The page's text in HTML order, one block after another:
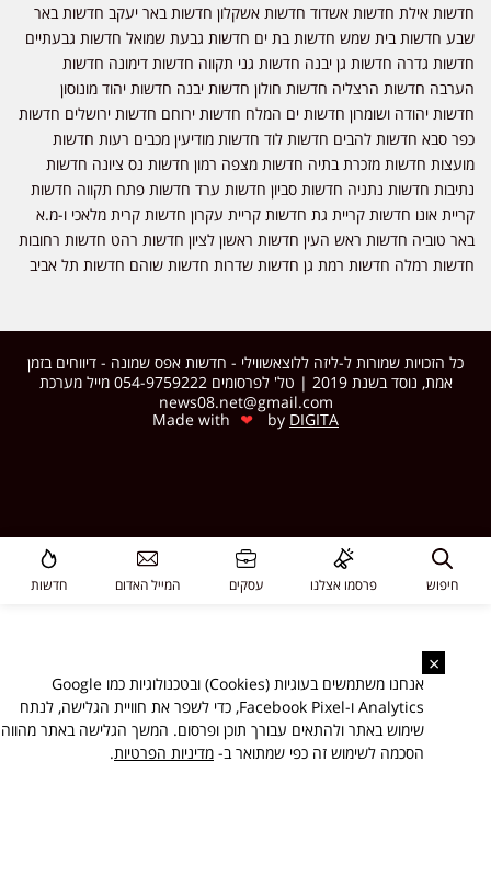
אילת חדשות אשדוד חדשות אשקלון חדשות באר יעקב חדשות באר
חדשות בית שמש חדשות בת ים חדשות גבעת שמואל חדשות גבעתיים
גדרה חדשות גן יבנה חדשות גני תקווה חדשות דימונה חדשות
חדשות הרצליה חדשות חולון חדשות יבנה חדשות יהוד מונוסון
יהודה ושומרון חדשות ים המלח חדשות ירוחם חדשות ירושלים חדשות
סבא חדשות להבים חדשות לוד חדשות מודיעין מכבים רעות חדשות
חדשות מזכרת בתיה חדשות מצפה רמון חדשות נס ציונה חדשות
חדשות נתניה חדשות סביון חדשות ערד חדשות פתח תקווה חדשות
אונו חדשות קריית גת חדשות קריית עקרון חדשות קרית מלאכי ו-מ.א
טוביה חדשות ראש העין חדשות ראשון לציון חדשות רהט חדשות רחובות
רמלה חדשות רמת גן חדשות שדרות חדשות שוהם חדשות תל אביב
כל הזכויות שמורות ל-ליזה ללוצאשווילי - חדשות אפס שמונה - דיווחים בזמן
אמת, נוסד בשנת 2019 | טל' לפרסומים 054-9759222 מייל מערכת
news08.net@gmail.com
Made with
❤ byDIGITA
חיפוש פרסמו אצלנו עסקים המייל האדום חדשות
אנחנו משתמשים בעוגיות (Cookies) ובטכנולוגיות כמו Google
Analytics ו-Facebook Pixel, כדי לשפר את חוויית הגלישה, לנתח
שימוש באתר ולהתאים עבורך תוכן ופרסום. המשך הגלישה באתר מהווה
הסכמה לשימוש זה כפי שמתואר ב-מדיניות הפרטיות.